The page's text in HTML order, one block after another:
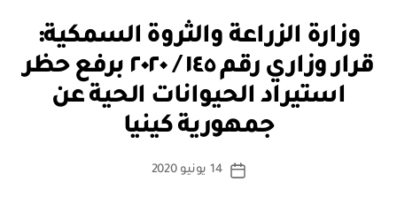
التصنيفات
وزارة الزراعة والثروة السمكية:
قرار وزاري رقم ١٤٥ / ٢٠٢٠ برفع حظر
استيراد الحيوانات الحية عن
جمهورية كينيا
كاتب
بو
س
ة
تاريخ
14 يونيو 2020